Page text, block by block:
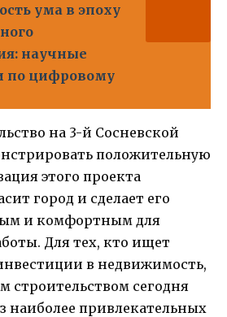
ума в эпоху
научные
по цифровому
на 3-й Сосневской
положительную
этого проекта
город и сделает его
и комфортным для
Для тех, кто ищет
в недвижимость,
строительством сегодня
наиболее привлекательных